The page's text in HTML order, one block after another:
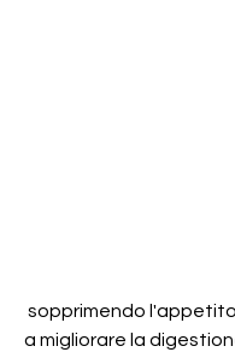
a migliorare la